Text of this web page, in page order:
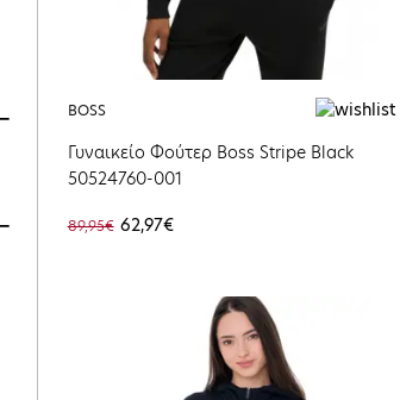
BOSS
Γυναικείο Φούτερ Boss Stripe Black
50524760-001
89,95€ 62,97€